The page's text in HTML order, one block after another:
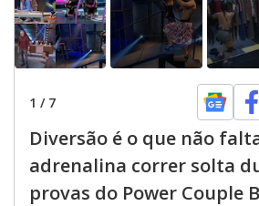
1 / 7
Diversão é o que não
adrenalina correr solta
provas do Power Couple